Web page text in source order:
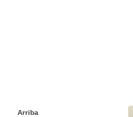
Arriba